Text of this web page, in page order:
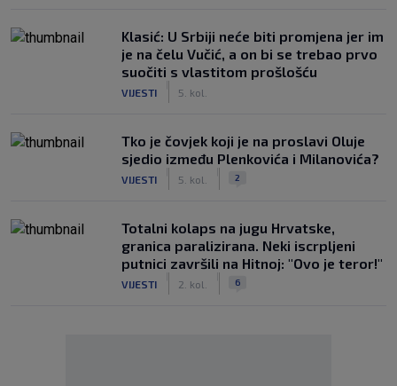
Klasić: U Srbiji neće biti promjena jer im
je na čelu Vučić, a on bi se trebao prvo
suočiti s vlastitom prošlošću
VIJESTI 5. kol.
Tko je čovjek koji je na proslavi Oluje
sjedio između Plenkovića i Milanovića?
VIJESTI 5. kol. 2
Totalni kolaps na jugu Hrvatske,
granica paralizirana. Neki iscrpljeni
putnici završili na Hitnoj: "Ovo je teror!"
VIJESTI 2. kol. 6